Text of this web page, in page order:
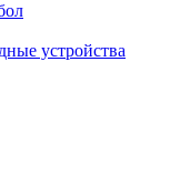
устройства